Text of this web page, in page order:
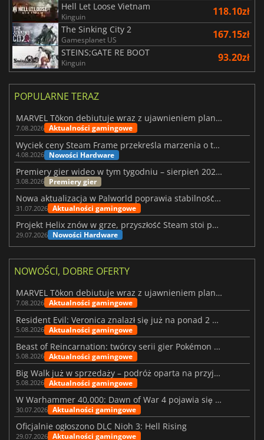
Hell Let Loose Vietnam
Kinguin 118.10zł
The Sinking City 2
Gamesplanet US 167.15zł
STEINS;GATE RE BOOT
Kinguin 93.20zł
POPULARNE TERAZ
MARVEL Tōkon debiutuje wraz z ujawnieniem planu rozwoju na pierwszy rok
7.08.2026 Aktualności gamingowe
Wyciek ceny Steam Frame przekreśla marzenia o tanim zestawie VR
4.08.2026 Nowości Hardware
Premiery gier wideo w tym tygodniu – sierpień 2026 r. (32. tydzień)
3.08.2026 Premiery gier
Nowa aktualizacja w Palworld poprawia stabilność Sunreach i walk z bossami
31.07.2026 Aktualności gamingowe
Projekt Helix znów w grze, przyszłość Steam stoi pod znakiem zapytania
29.07.2026 Nowości Hardware
NOWOŚCI, DOBRE OFERTY
MARVEL Tōkon debiutuje wraz z ujawnieniem planu rozwoju na pierwszy rok
7.08.2026 Aktualności gamingowe
Resident Evil: Veronica znalazł się już na ponad 2 milionach list życzeń
5.08.2026 Aktualności gamingowe
Beast of Reincarnation: twórcy serii gier Pokémon wkraczają na nową ścieżkę
5.08.2026 Aktualności gamingowe
Big Walk już w sprzedaży – podróż oparta na przyjaźni
5.08.2026 Aktualności gamingowe
W Warhammer 40,000: Dawn of War 4 pojawia się frakcja Nekronów
30.07.2026 Aktualności gamingowe
Oficjalnie ogłoszono DLC Nioh 3: Hell Rising
29.07.2026 Aktualności gamingowe